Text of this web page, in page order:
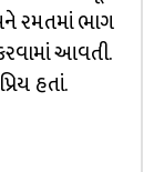
રમતમાં ભાગ
આવતી.
હતાં.